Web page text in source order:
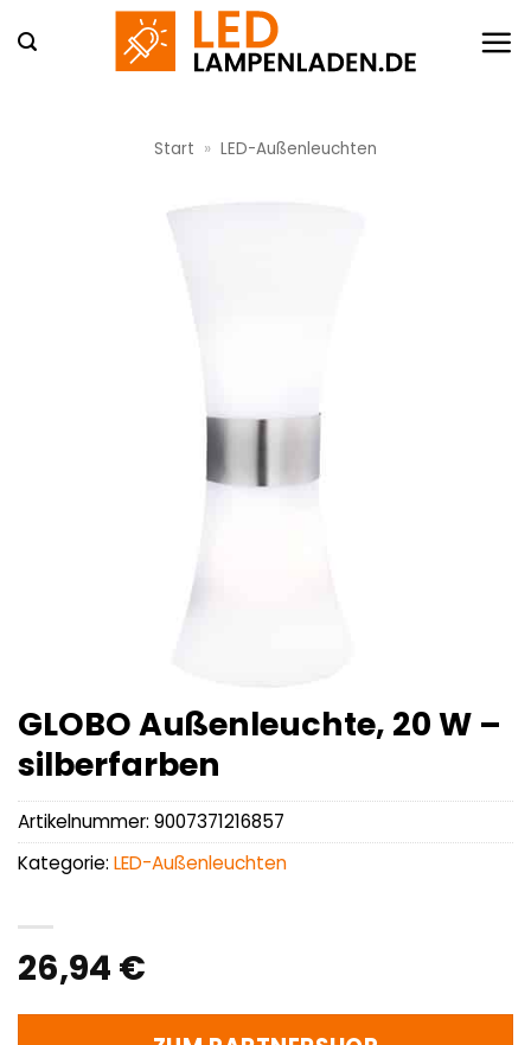
Inhalt
Start » LED-Außenleuchten
GLOBO Außenleuchte, 20 W –
silberfarben
26,94 €
Artikelnummer: 9007371216857
Kategorie: LED-Außenleuchten